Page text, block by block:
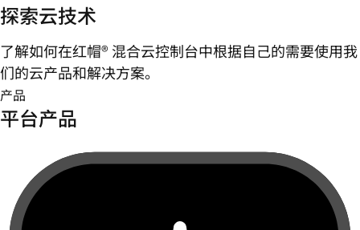
探索云技术
了解如何在红帽® 混合云控制台中根据自己的需要使用我
们的云产品和解决方案。
产品
平台产品